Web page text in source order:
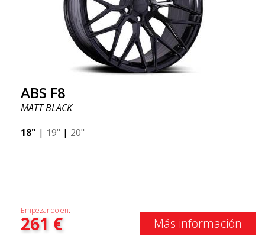
ABS F8
MATT BLACK
18" | 19" | 20"
Empezando en:
261 € Más información